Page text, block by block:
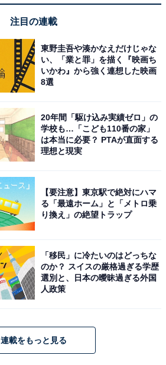
注目の連載
東野圭吾や湊かなえだけじゃな
い、「業と罪」を描く『映画ち
いかわ』から強く連想した映画
8選
20年間「駆け込み実績ゼロ」の
学校も…「こども110番の家」
は本当に必要？ PTAが直面する
理想と現実
【要注意】東京駅で絶対にハマ
る「最遠ホーム」と「メトロ乗
り換え」の絶望トラップ
「移民」に冷たいのはどっちな
のか？ スイスの厳格過ぎる学歴
選別と、日本の曖昧過ぎる外国
人政策
連載をもっと見る